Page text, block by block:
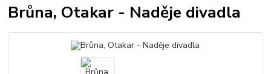
Brůna, Otakar - Naděje divadla